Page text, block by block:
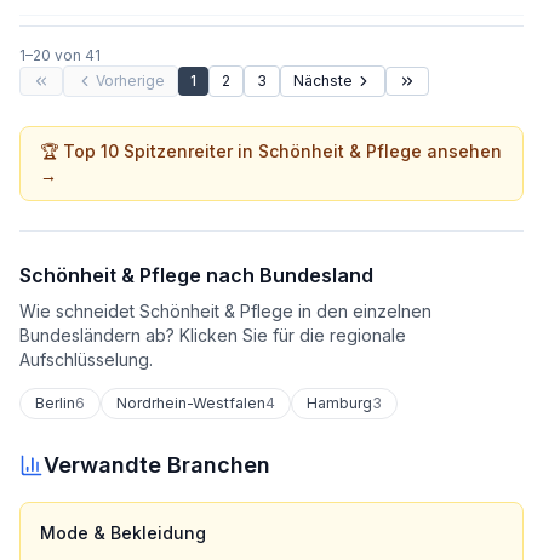
1–20 von 41
Vorherige
1 2 3 Nächste
🏆 Top 10 Spitzenreiter in Schönheit & Pflege ansehen
→
Schönheit & Pflege nach Bundesland
Wie schneidet Schönheit & Pflege in den einzelnen
Bundesländern ab? Klicken Sie für die regionale
Aufschlüsselung.
Berlin6 Nordrhein-Westfalen4 Hamburg3
Verwandte Branchen
Mode & Bekleidung